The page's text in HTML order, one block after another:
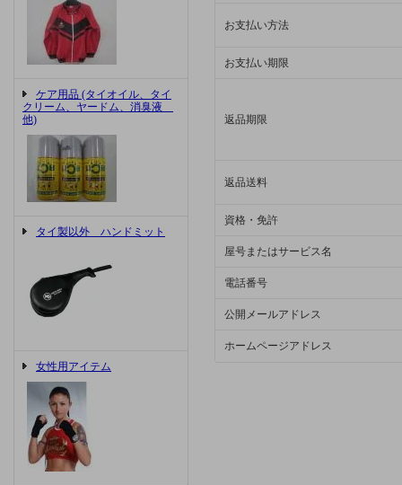
ケア用品 (タイオイル、タイ
クリーム、ヤードム、消臭液
他)
タイ製以外 ハンドミット
女性用アイテム
お支払い方法
お支払い期限
返品期限
返品送料
資格・免許
屋号またはサービス名
電話番号
公開メールアドレス
ホームページアドレス